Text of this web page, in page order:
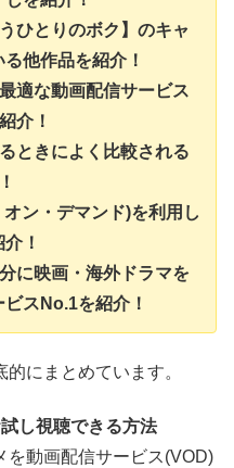
ひとりのボク】のキャ
他作品を紹介！
適な動画配信サービス
介！
ときによく比較される
ン・デマンド)を利用し
！
に映画・海外ドラマを
スNo.1を紹介！
にまとめています。
し視聴できる方法
を動画配信サービス(VOD)